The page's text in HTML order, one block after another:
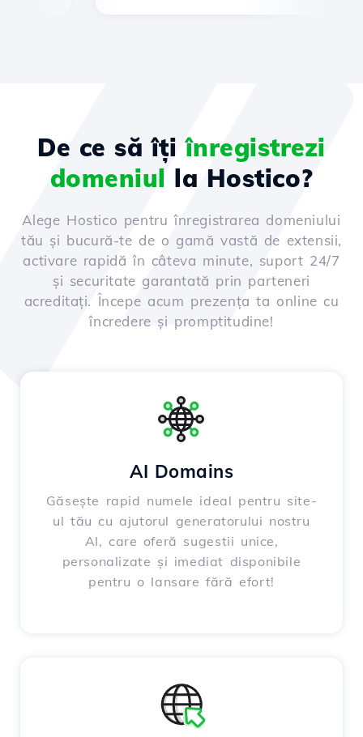
De ce să îțiînregistrezi
domeniul la Hostico?
Alege Hostico pentru înregistrarea domeniului
tău și bucură-te de o gamă vastă de extensii,
activare rapidă în câteva minute, suport 24/7
și securitate garantată prin parteneri
acreditați. Începe acum prezența ta online cu
încredere și promptitudine!
AI Domains
Găsește rapid numele ideal pentru site-
ul tău cu ajutorul generatorului nostru
AI, care oferă sugestii unice,
personalizate și imediat disponibile
pentru o lansare fără efort!